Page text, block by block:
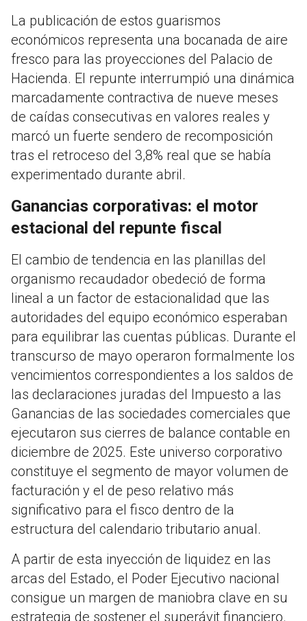
La publicación de estos guarismos
económicos representa una bocanada de aire
fresco para las proyecciones del Palacio de
Hacienda. El repunte interrumpió una dinámica
marcadamente contractiva de nueve meses
de caídas consecutivas en valores reales y
marcó un fuerte sendero de recomposición
tras el retroceso del 3,8% real que se había
experimentado durante abril.
Ganancias corporativas: el motor
estacional del repunte fiscal
El cambio de tendencia en las planillas del
organismo recaudador obedeció de forma
lineal a un factor de estacionalidad que las
autoridades del equipo económico esperaban
para equilibrar las cuentas públicas. Durante el
transcurso de mayo operaron formalmente los
vencimientos correspondientes a los saldos de
las declaraciones juradas del Impuesto a las
Ganancias de las sociedades comerciales que
ejecutaron sus cierres de balance contable en
diciembre de 2025. Este universo corporativo
constituye el segmento de mayor volumen de
facturación y el de peso relativo más
significativo para el fisco dentro de la
estructura del calendario tributario anual.
A partir de esta inyección de liquidez en las
arcas del Estado, el Poder Ejecutivo nacional
consigue un margen de maniobra clave en su
estrategia de sostener el superávit financiero.